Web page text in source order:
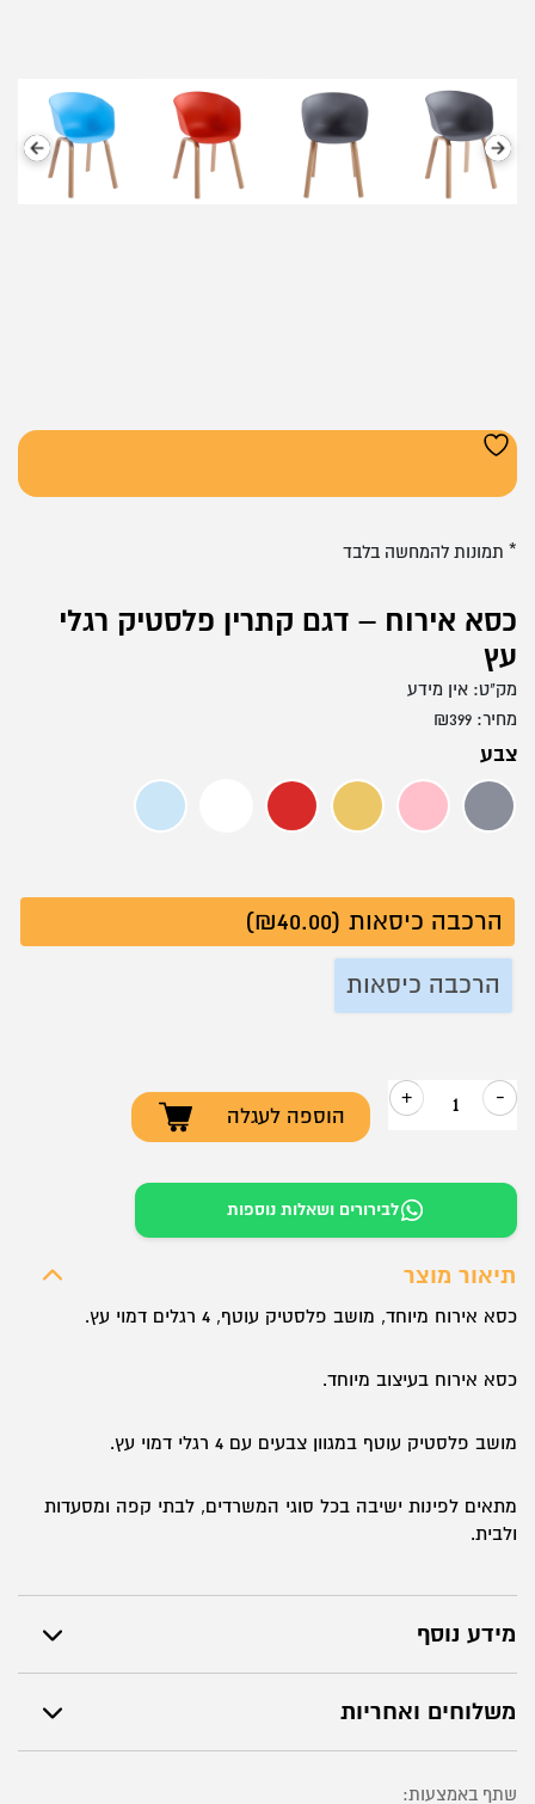
כסא אירוח – דגם קתרין פלסטיק רגלי
עץ
מחיר: ₪399
צבע
אפור 3 ורוד צהוב 2 אדום תכלת
הרכבה כיסאות (₪40.00)
הרכבה כיסאות
-
כמות
אירוח
–
פלסטיק
עץ
+
הוספה לעגלה
מק"ט: אין מידע
לבירורים ושאלות נוספות
תיאור מוצר
כסא אירוח מיוחד, מושב פלסטיק עוטף, 4 רגלים דמוי עץ.
כסא אירוח בעיצוב מיוחד.
מושב פלסטיק עוטף במגוון צבעים עם 4 רגלי דמוי עץ.
מתאים לפינות ישיבה בכל סוגי המשרדים, לבתי קפה ומסעדות
ולבית.
מידע נוסף
משלוחים ואחריות
שתף באמצעות:
* תמונות להמחשה בלבד